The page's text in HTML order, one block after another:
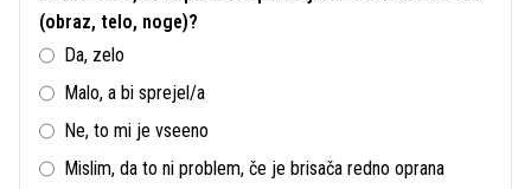
(obraz, telo, noge)?
Da, zelo
Malo, a bi sprejel/a
Ne, to mi je vseeno
Mislim, da to ni problem, če je brisača redno oprana